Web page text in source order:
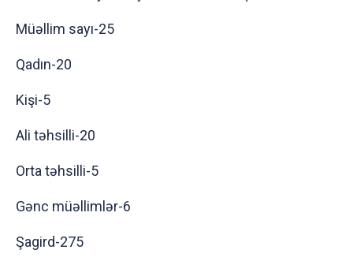
Müəllim sayı-25
Qadın-20
Kişi-5
Ali təhsilli-20
Orta təhsilli-5
Gənc müəllimlər-6
Şagird-275